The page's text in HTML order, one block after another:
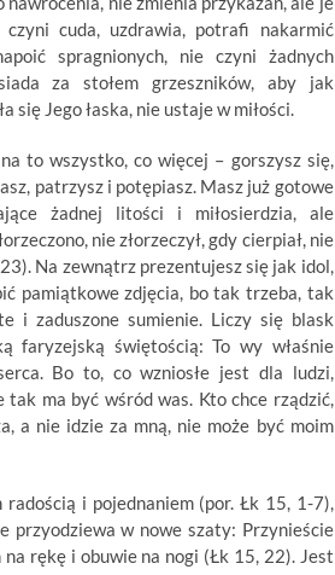
czyni cuda, uzdrawia, potrafi nakarmić
spragnionych, nie czyni żadnych
za stołem grzeszników, aby jak
się Jego łaska, nie ustaje w miłości.
to wszystko, co więcej – gorszysz się,
patrzysz i potępiasz. Masz już gotowe
żadnej litości i miłosierdzia, ale
nie złorzeczył, gdy cierpiał, nie
Na zewnątrz prezentujesz się jak idol,
pamiątkowe zdjęcia, bo tak trzeba, tak
i zaduszone sumienie. Liczy się blask
faryzejską świętością: To wy właśnie
Bo to, co wzniosłe jest dla ludzi,
ma być wśród was. Kto chce rządzić,
a nie idzie za mną, nie może być moim
radością i pojednaniem (por. Łk 15, 1-7),
przyodziewa w nowe szaty: Przynieście
rękę i obuwie na nogi (Łk 15, 22). Jest